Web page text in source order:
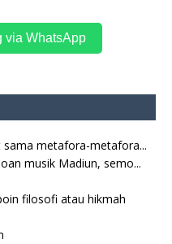
via WhatsApp
sama metafora-metafora...
musik Madiun, semo...
filosofi atau hikmah